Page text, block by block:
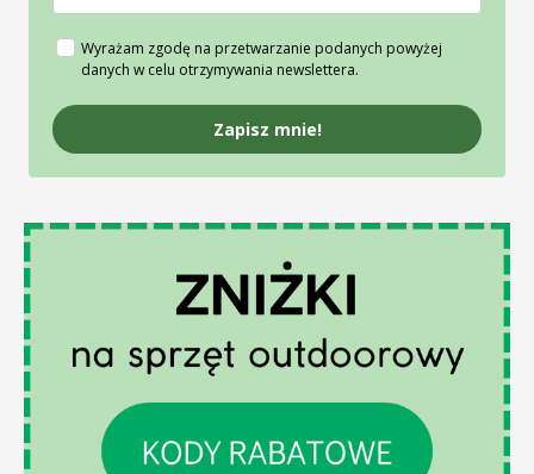
Wyrażam zgodę na przetwarzanie podanych powyżej
danych w celu otrzymywania newslettera.
Zapisz mnie!